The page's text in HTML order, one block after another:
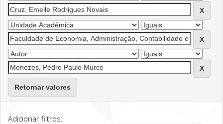
Retornar valores
Adicionar filtros: